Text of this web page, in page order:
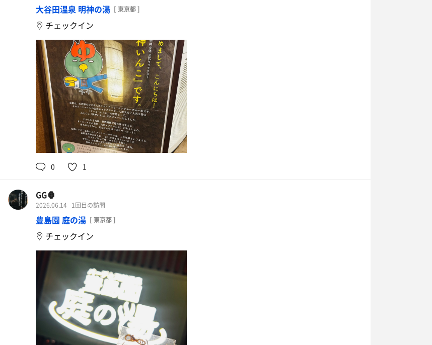
大谷田温泉 明神の湯 [ 東京都 ]
チェックイン
0 1
GG🦍
2026.06.14 1回目の訪問
豊島園 庭の湯 [ 東京都 ]
チェックイン